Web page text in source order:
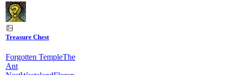
Treasure Chest
Forgotten TempleThe
Ant